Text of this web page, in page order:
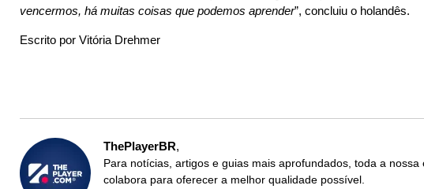
vencermos, há muitas coisas que podemos aprender”, concluiu o holandês.
Escrito por Vitória Drehmer
ThePlayerBR
Para notícias, artigos e guias mais aprofundados, toda a
colabora para oferecer a melhor qualidade possível.